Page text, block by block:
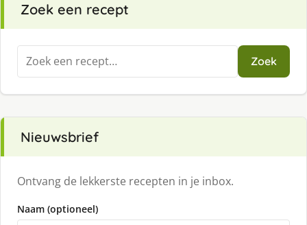
Zoek een recept
Zoeken
naar:
Zoek
Nieuwsbrief
Ontvang de lekkerste recepten in je inbox.
Naam (optioneel)